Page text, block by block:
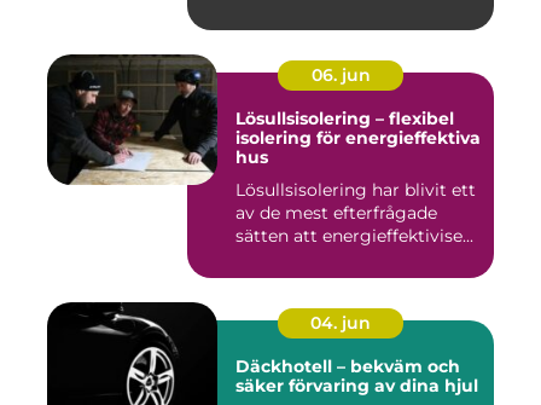
06. jun
Lösullsisolering – flexibel
isolering för energieffektiva
hus
Lösullsisolering har blivit ett
av de mest efterfrågade
sätten att energieffektivise...
04. jun
Däckhotell – bekväm och
säker förvaring av dina hjul